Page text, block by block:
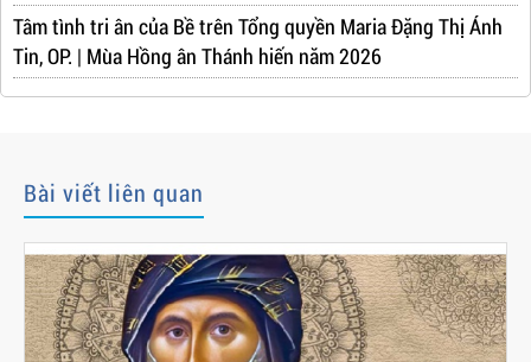
Tâm tình tri ân của Bề trên Tổng quyền Maria Đặng Thị Ánh
Tin, OP. | Mùa Hồng ân Thánh hiến năm 2026
Bài viết liên quan